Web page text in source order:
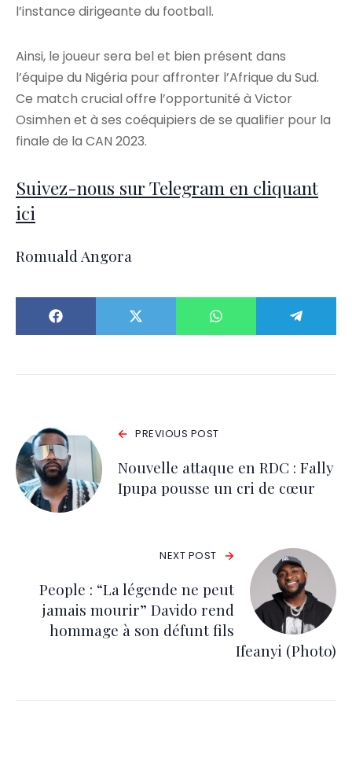
l’instance dirigeante du football.
Ainsi, le joueur sera bel et bien présent dans
l’équipe du Nigéria pour affronter l’Afrique du Sud.
Ce match crucial offre l’opportunité à Victor
Osimhen et à ses coéquipiers de se qualifier pour la
finale de la CAN 2023.
Suivez-nous sur Telegram en cliquant
ici
Romuald Angora
PREVIOUS POST
Nouvelle attaque en RDC : Fally
Ipupa pousse un cri de cœur
NEXT POST
People : “La légende ne peut
jamais mourir” Davido rend
hommage à son défunt fils
Ifeanyi (Photo)